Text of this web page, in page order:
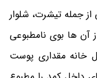
جمله تیشرت، شلوار
آن ها بوی نامطبوعی
خانه مقداری پوست